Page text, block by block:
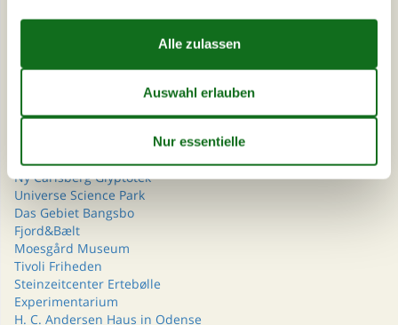
GoBoat
WOW PARK Billund
Das Wikingerschiffsmuseum
LEGO® House
Hammershus auf Bornholm
Ny Carlsberg Glyptotek
Universe Science Park
Das Gebiet Bangsbo
Fjord&Bælt
Moesgård Museum
Tivoli Friheden
Steinzeitcenter Ertebølle
Experimentarium
H. C. Andersen Haus in Odense